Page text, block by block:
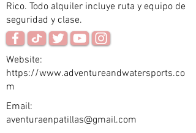
Rico. Todo alquiler incluye ruta y equipo de
seguridad y clase.
Website:
https://www.adventureandwatersports.co
m
Email:
aventuraenpatillas@gmail.com